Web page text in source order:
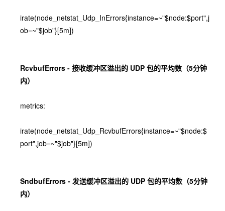
irate(node_netstat_Udp_InErrors{instance=~"$node:$port",j
ob=~"$job"}[5m])
RcvbufErrors - 接收缓冲区溢出的 UDP 包的平均数（5分钟
内）
metrics:
irate(node_netstat_Udp_RcvbufErrors{instance=~"$node:$
port",job=~"$job"}[5m])
SndbufErrors - 发送缓冲区溢出的 UDP 包的平均数（5分钟
内）